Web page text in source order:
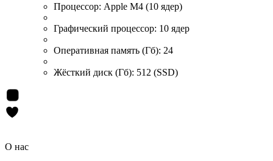
Процессор: Apple M4 (10 ядер)
Графический процессор: 10 ядер
Оперативная память (Гб): 24
Жёсткий диск (Гб): 512 (SSD)
О нас